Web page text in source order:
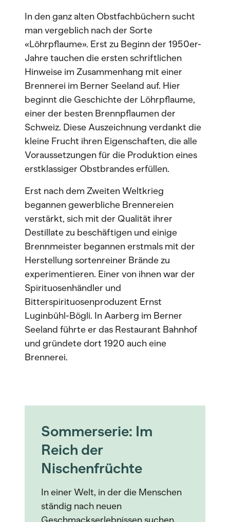
In den ganz alten Obstfachbüchern sucht
man vergeblich nach der Sorte
«Löhrpflaume». Erst zu Beginn der 1950er-
Jahre tauchen die ersten schriftlichen
Hinweise im Zusammenhang mit einer
Brennerei im Berner Seeland auf. Hier
beginnt die Geschichte der Löhrpflaume,
einer der besten Brennpflaumen der
Schweiz. Diese Auszeichnung verdankt die
kleine Frucht ihren Eigenschaften, die alle
Voraussetzungen für die Produktion eines
erstklassiger Obstbrandes erfüllen.
Erst nach dem Zweiten Weltkrieg
begannen gewerbliche Brennereien
verstärkt, sich mit der Qualität ihrer
Destillate zu beschäftigen und einige
Brennmeister begannen erstmals mit der
Herstellung sortenreiner Brände zu
experimentieren. Einer von ihnen war der
Spirituosenhändler und
Bitterspirituosenproduzent Ernst
Luginbühl-Bögli. In Aarberg im Berner
Seeland führte er das Restaurant Bahnhof
und gründete dort 1920 auch eine
Brennerei.
Sommerserie: Im
Reich der
Nischenfrüchte
In einer Welt, in der die Menschen
ständig nach neuen